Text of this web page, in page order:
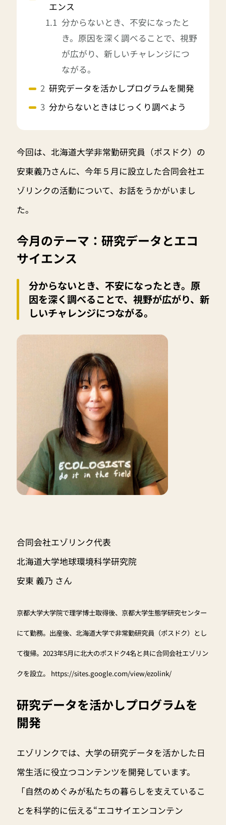
エンス
分からないとき、不安になったと
き。原因を深く調べることで、視野
が広がり、新しいチャレンジにつ
ながる。
研究データを活かしプログラムを開発
分からないときはじっくり調べよう
今回は、北海道大学非常勤研究員（ポスドク）の
安東義乃さんに、今年５月に設立した合同会社エ
ゾリンクの活動について、お話をうかがいまし
た。
今月のテーマ：研究データとエコ
サイエンス
分からないとき、不安になったとき。原
因を深く調べることで、視野が広がり、新
しいチャレンジにつながる。
合同会社エゾリンク代表
北海道大学地球環境科学研究院
安東 義乃 さん
京都大学大学院で理学博士取得後、京都大学生態学研究センター
にて勤務。出産後、北海道大学で非常勤研究員（ポスドク）とし
て復帰。2023年5月に北大のポスドク4名と共に合同会社エゾリン
クを設立。 https://sites.google.com/view/ezolink/
研究データを活かしプログラムを
開発
エゾリンクでは、大学の研究データを活かした日
常生活に役立つコンテンツを開発しています。
「自然のめぐみが私たちの暮らしを支えているこ
とを科学的に伝える“エコサイエンコンテン